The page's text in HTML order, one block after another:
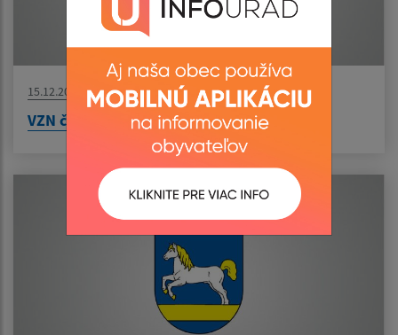
15.12.2023
VZN č. 4/2023